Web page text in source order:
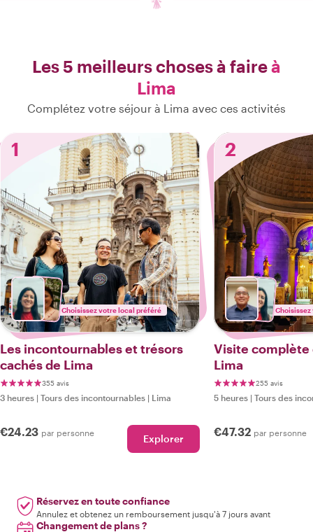
Les 5 meilleurs choses à faireà
Lima
Complétez votre séjour à Lima avec ces activités
1
Choisissez votre local préféré
Les incontournables et trésors
cachés de Lima
355 avis
3 heures | Tours des incontournables | Lima
€24.23 par personne Explorer
2
Visite complète
Lima
255 avis
5 heures | Tours des
€47.32 par personne
Réservez en toute confiance
Annulez et obtenez un remboursement jusqu'à 7 jours avant
Changement de plans ?